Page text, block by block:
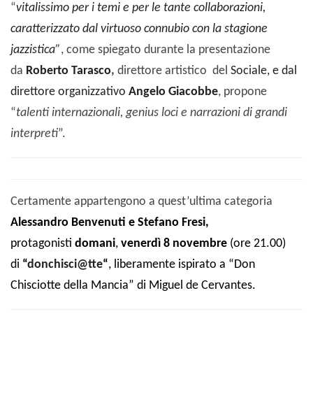
“vitalissimo per i temi e per le tante collaborazioni,
caratterizzato dal virtuoso connubio con la stagione
jazzistica”, come spiegato durante la presentazione
da Roberto Tarasco, direttore artistico del Socia le, e dal
direttore organizzativo Angelo Giacobbe, propone
“talenti internazionali, genius loci e narrazioni di grandi
interpreti”.
Certamente appartengono a quest’ultima categoria
Alessandro Benvenuti e Stefano Fresi,
protagonisti domani, venerdì 8 novembre (ore 21.00)
di “donchisci@tte“, liberamente ispirato a “Don
Chisciotte della Mancia” di Miguel de Cervantes.